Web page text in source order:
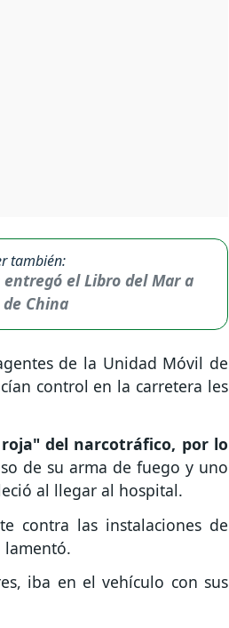
también:
entregó el Libro del Mar a
China
de la Unidad Móvil de
control en la carretera les
del narcotráfico, por lo
de su arma de fuego y uno
al llegar al hospital.
contra las instalaciones de
lamentó.
iba en el vehículo con sus